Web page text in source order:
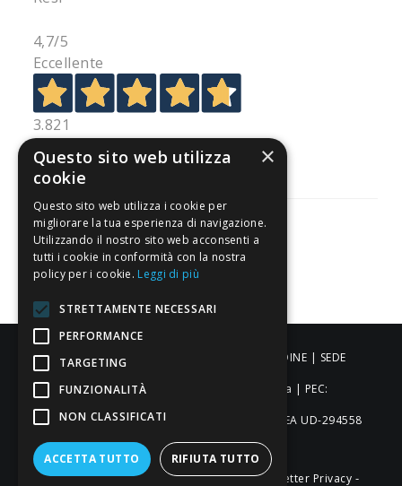
4,7/5
Eccellente
3.821
Recensioni
Pagamenti sicuri
Credits-Privacy & Cookie Policy-Newsletter Privacy -
ALDIGIÙ S.R.L. | Via Cortazzis 15 33100 - UDINE | SEDE
OPERATIVA: Via del Progresso 3 - Padova | PEC:
aldigiusrl@pec.it | C.F. e P.IVA 02873920306 REA UD-294558
Capitale sociale: € 27.086,97
×
Questo sito web utilizza
cookie
Questo sito web utilizza i cookie per
migliorare la tua esperienza di navigazione.
Utilizzando il nostro sito web acconsenti a
tutti i cookie in conformità con la nostra
policy per i cookie. Leggi di più
STRETTAMENTE NECESSARI
PERFORMANCE
TARGETING
FUNZIONALITÀ
NON CLASSIFICATI
ACCETTA TUTTO RIFIUTA TUTTO